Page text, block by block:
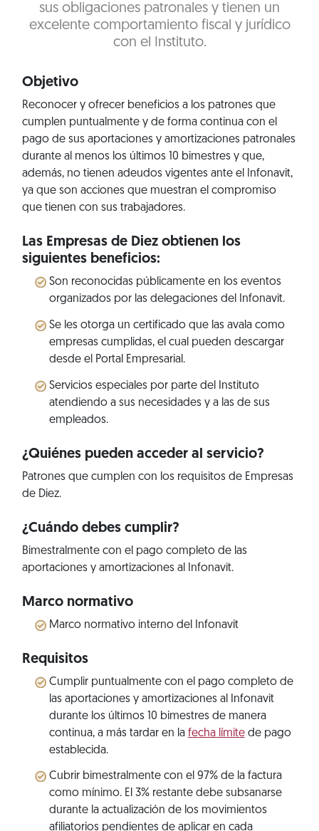
sus obligaciones patronales y tienen un
excelente comportamiento fiscal y jurídico
con el Instituto.
Objetivo
Reconocer y ofrecer beneficios a los patrones que
cumplen puntualmente y de forma continua con el
pago de sus aportaciones y amortizaciones patronales
durante al menos los últimos 10 bimestres y que,
además, no tienen adeudos vigentes ante el Infonavit,
ya que son acciones que muestran el compromiso
que tienen con sus trabajadores.
Las Empresas de Diez obtienen los
siguientes beneficios:
Son reconocidas públicamente en los eventos
organizados por las delegaciones del Infonavit.
Se les otorga un certificado que las avala como
empresas cumplidas, el cual pueden descargar
desde el Portal Empresarial.
Servicios especiales por parte del Instituto
atendiendo a sus necesidades y a las de sus
empleados.
¿Quiénes pueden acceder al servicio?
Patrones que cumplen con los requisitos de Empresas
de Diez.
¿Cuándo debes cumplir?
Bimestralmente con el pago completo de las
aportaciones y amortizaciones al Infonavit.
Marco normativo
Marco normativo interno del Infonavit
Requisitos
Cumplir puntualmente con el pago completo de
las aportaciones y amortizaciones al Infonavit
durante los últimos 10 bimestres de manera
continua, a más tardar en la fecha límitede pago
establecida.
Cubrir bimestralmente con el 97% de la factura
como mínimo. El 3% restante debe subsanarse
durante la actualización de los movimientos
afiliatorios pendientes de aplicar en cada